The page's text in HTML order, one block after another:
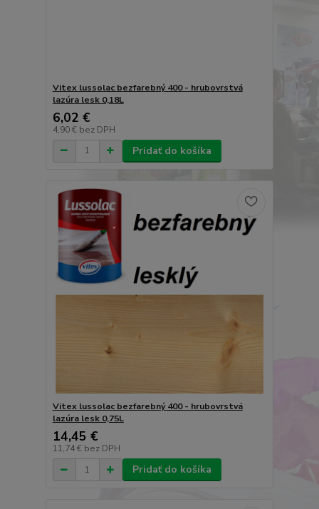
Vitex lussolac bezfarebný 400 - hrubovrstvá
lazúra lesk 0,18L
6,02 €
4,90 € bez DPH
Pridať do košíka
Vitex lussolac bezfarebný 400 - hrubovrstvá
lazúra lesk 0,75L
14,45 €
11,74 € bez DPH
Pridať do košíka